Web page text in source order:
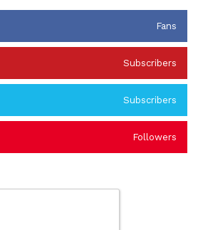
Fans
Subscribers
Subscribers
Followers